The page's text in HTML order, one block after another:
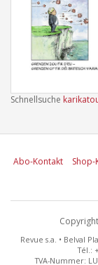
Schnellsuche
Abo-Kontakt
Revue s.a. • Belval
Tél.:
TVA-Nummer: